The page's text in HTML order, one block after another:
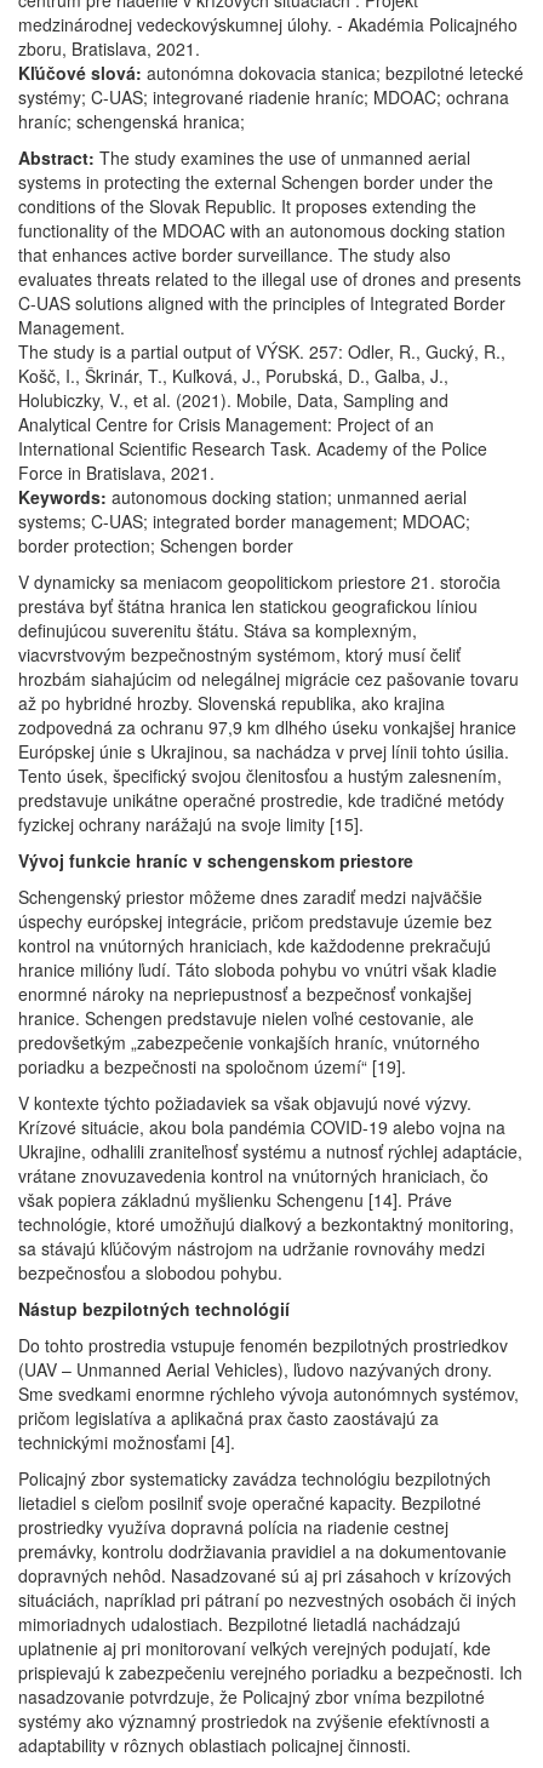
medzinárodnej vedeckovýskumnej úlohy. - Akadémia Policajného
zboru, Bratislava, 2021.
Kľúčové slová: autonómna dokovacia stanica; bezpilotné letecké
systémy; C-UAS; integrované riadenie hraníc; MDOAC; ochrana
hraníc; schengenská hranica;
Abstract: The study examines the use of unmanned aerial
systems in protecting the external Schengen border under the
conditions of the Slovak Republic. It proposes extending the
functionality of the MDOAC with an autonomous docking station
that enhances active border surveillance. The study also
evaluates threats related to the illegal use of drones and presents
C-UAS solutions aligned with the principles of Integrated Border
Management.
The study is a partial output of VÝSK. 257: Odler, R., Gucký, R.,
Košč, I., Škrinár, T., Kuľková, J., Porubská, D., Galba, J.,
Holubiczky, V., et al. (2021). Mobile, Data, Sampling and
Analytical Centre for Crisis Management: Project of an
International Scientific Research Task. Academy of the Police
Force in Bratislava, 2021.
Keywords: autonomous docking station; unmanned aerial
systems; C-UAS; integrated border management; MDOAC;
border protection; Schengen border
V dynamicky sa meniacom geopolitickom priestore 21. storočia
prestáva byť štátna hranica len statickou geografickou líniou
definujúcou suverenitu štátu. Stáva sa komplexným,
viacvrstvovým bezpečnostným systémom, ktorý musí čeliť
hrozbám siahajúcim od nelegálnej migrácie cez pašovanie tovaru
až po hybridné hrozby. Slovenská republika, ako krajina
zodpovedná za ochranu 97,9 km dlhého úseku vonkajšej hranice
Európskej únie s Ukrajinou, sa nachádza v prvej línii tohto úsilia.
Tento úsek, špecifický svojou členitosťou a hustým zalesnením,
predstavuje unikátne operačné prostredie, kde tradičné metódy
fyzickej ochrany narážajú na svoje limity [15].
Vývoj funkcie hraníc v schengenskom priestore
Schengenský priestor môžeme dnes zaradiť medzi najväčšie
úspechy európskej integrácie, pričom predstavuje územie bez
kontrol na vnútorných hraniciach, kde každodenne prekračujú
hranice milióny ľudí. Táto sloboda pohybu vo vnútri však kladie
enormné nároky na nepriepustnosť a bezpečnosť vonkajšej
hranice. Schengen predstavuje nielen voľné cestovanie, ale
predovšetkým „zabezpečenie vonkajších hraníc, vnútorného
poriadku a bezpečnosti na spoločnom území“ [19].
V kontexte týchto požiadaviek sa však objavujú nové výzvy.
Krízové situácie, akou bola pandémia COVID-19 alebo vojna na
Ukrajine, odhalili zraniteľnosť systému a nutnosť rýchlej adaptácie,
vrátane znovuzavedenia kontrol na vnútorných hraniciach, čo
však popiera základnú myšlienku Schengenu [14]. Práve
technológie, ktoré umožňujú diaľkový a bezkontaktný monitoring,
sa stávajú kľúčovým nástrojom na udržanie rovnováhy medzi
bezpečnosťou a slobodou pohybu.
Nástup bezpilotných technológií
Do tohto prostredia vstupuje fenomén bezpilotných prostriedkov
(UAV – Unmanned Aerial Vehicles), ľudovo nazývaných drony.
Sme svedkami enormne rýchleho vývoja autonómnych systémov,
pričom legislatíva a aplikačná prax často zaostávajú za
technickými možnosťami [4].
Policajný zbor systematicky zavádza technológiu bezpilotných
lietadiel s cieľom posilniť svoje operačné kapacity. Bezpilotné
prostriedky využíva dopravná polícia na riadenie cestnej
premávky, kontrolu dodržiavania pravidiel a na dokumentovanie
dopravných nehôd. Nasadzované sú aj pri zásahoch v krízových
situáciách, napríklad pri pátraní po nezvestných osobách či iných
mimoriadnych udalostiach. Bezpilotné lietadlá nachádzajú
uplatnenie aj pri monitorovaní veľkých verejných podujatí, kde
prispievajú k zabezpečeniu verejného poriadku a bezpečnosti. Ich
nasadzovanie potvrdzuje, že Policajný zbor vníma bezpilotné
systémy ako významný prostriedok na zvýšenie efektívnosti a
adaptability v rôznych oblastiach policajnej činnosti.